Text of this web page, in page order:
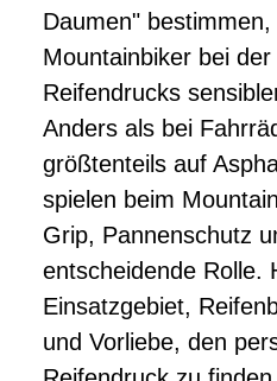
Daumen" bestimmen,
Mountainbiker bei
Reifendrucks
Anders als bei
größtenteils auf
spielen beim
Grip, Pannenschutz
entscheidende Rolle.
Einsatzgebiet,
und Vorliebe, den